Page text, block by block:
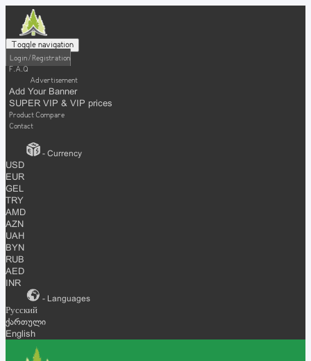
Toggle navigation
Login / Registration
F.A.Q
Advertisement
Add Your Banner
SUPER VIP & VIP prices
Product Compare
Contact
- Currency
USD
EUR
GEL
TRY
AMD
AZN
UAH
BYN
RUB
AED
INR
- Languages
Русский
ქართული
English